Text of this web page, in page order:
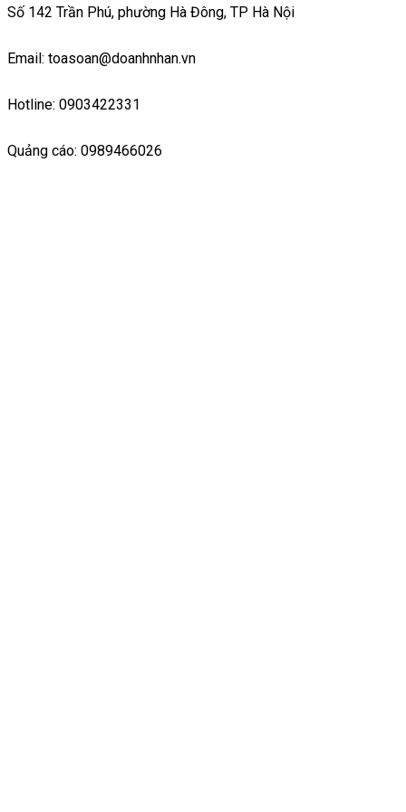
Số 142 Trần Phú, phường Hà Đông, TP Hà Nội
Email: toasoan@doanhnhan.vn
Hotline: 0903422331
Quảng cáo: 0989466026